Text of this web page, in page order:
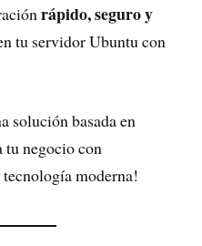
rápido, seguro y
tu servidor Ubuntu con
solución basada en
tu negocio con
moderna!